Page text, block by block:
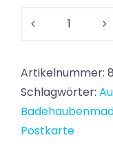
Artikelnummer:
Schlagwörter:
Postkarte